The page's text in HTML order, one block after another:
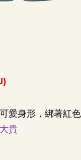
愛身形，綁著紅
貴